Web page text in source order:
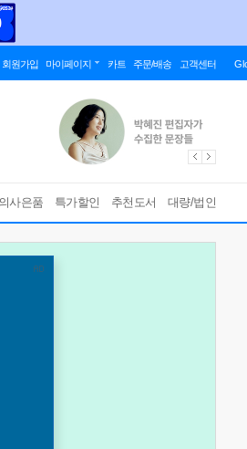
회원가입 마이페이지 카트 주문/배송 고객센터
사은품 특가할인 추천도서 대량/법인